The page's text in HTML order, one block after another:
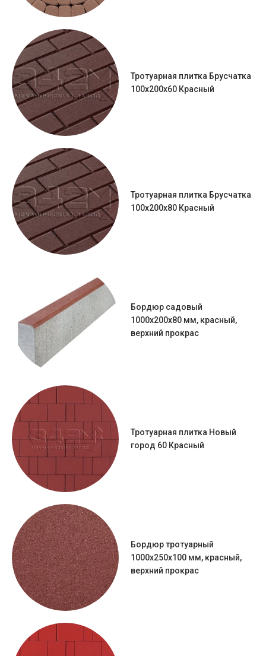
Тротуарная плитка Брусчатка
100х200х60 Красный
Тротуарная плитка Брусчатка
100х200х80 Красный
Бордюр садовый
1000х200х80 мм, красный,
верхний прокрас
Тротуарная плитка Новый
город 60 Красный
Бордюр тротуарный
1000х250х100 мм, красный,
верхний прокрас